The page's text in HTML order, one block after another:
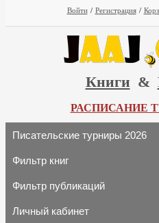
Войти / Регистрация /
Книги &
РАСПИСАНИЕ
Писательские турниры 2026
Фильтр книг
Фильтр публикаций
Личный кабинет